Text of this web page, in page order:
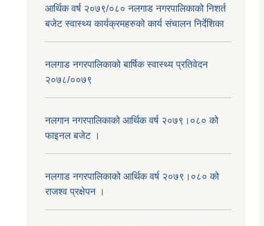
आर्थिक वर्ष २०७९/०८० नलगाड नगरपालिकाको निशर्त
बजेट स्वास्थ्य कार्यक्रमहरुको कार्य संचालन निर्देशिका
नलगाड नगरपालिकाको बार्षिक स्वास्थ्य प्रतिवेदन
२०७८/००७९
नलगान नगरपालिकाको आर्थिक वर्ष २०७९।०८० को
फाइनल बजेट ।
नलगाड नगरपालिकाको आर्थिक वर्ष २०७९।०८० को
राजश्व प्रक्षेपन ।